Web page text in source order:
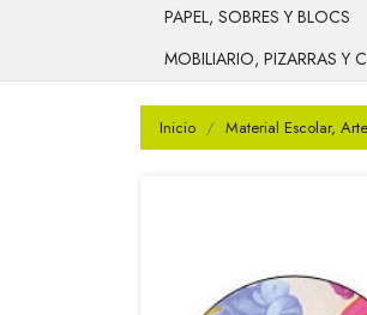
PAPEL, SOBRES Y BLOCS
MOBILIARIO, PIZARRAS Y
Inicio Material Escolar,